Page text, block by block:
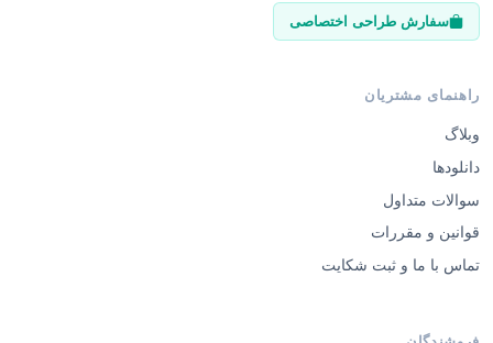
سفارش طراحی اختصاصی
راهنمای مشتریان
وبلاگ
دانلودها
سوالات متداول
قوانین و مقررات
تماس با ما و ثبت شکایت